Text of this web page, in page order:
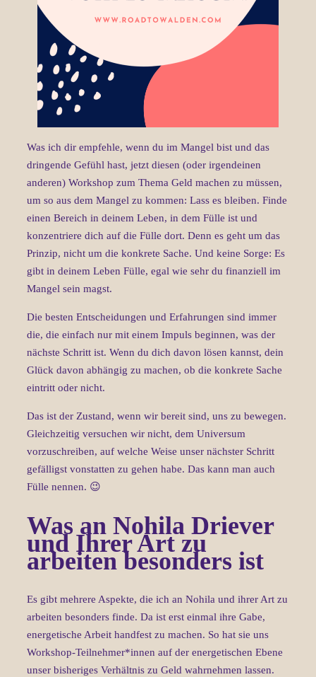
Was ich dir empfehle, wenn du im Mangel bist und das
dringende Gefühl hast, jetzt diesen (oder irgendeinen
anderen) Workshop zum Thema Geld machen zu müssen,
um so aus dem Mangel zu kommen: Lass es bleiben. Finde
einen Bereich in deinem Leben, in dem Fülle ist und
konzentriere dich auf die Fülle dort. Denn es geht um das
Prinzip, nicht um die konkrete Sache. Und keine Sorge: Es
gibt in deinem Leben Fülle, egal wie sehr du finanziell im
Mangel sein magst.
Die besten Entscheidungen und Erfahrungen sind immer
die, die einfach nur mit einem Impuls beginnen, was der
nächste Schritt ist. Wenn du dich davon lösen kannst, dein
Glück davon abhängig zu machen, ob die konkrete Sache
eintritt oder nicht.
Das ist der Zustand, wenn wir bereit sind, uns zu bewegen.
Gleichzeitig versuchen wir nicht, dem Universum
vorzuschreiben, auf welche Weise unser nächster Schritt
gefälligst vonstatten zu gehen habe. Das kann man auch
Fülle nennen. 😉
Was an Nohila Driever
und Ihrer Art zu
arbeiten besonders ist
Es gibt mehrere Aspekte, die ich an Nohila und ihrer Art zu
arbeiten besonders finde. Da ist erst einmal ihre Gabe,
energetische Arbeit handfest zu machen. So hat sie uns
Workshop-Teilnehmer*innen auf der energetischen Ebene
unser bisheriges Verhältnis zu Geld wahrnehmen lassen.